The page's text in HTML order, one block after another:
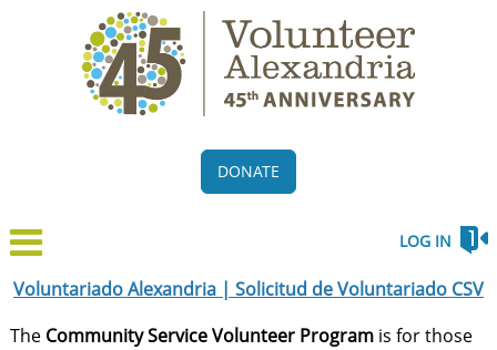
DONATE
LOG IN
Voluntariado Alexandria | Solicitud de Voluntariado CSV
The Community Service Volunteer Program is for those